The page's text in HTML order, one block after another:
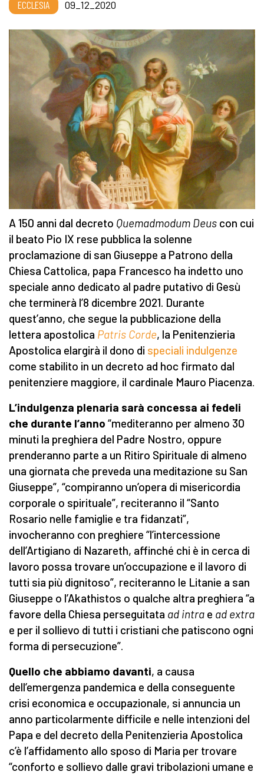
ECCLESIA 09_12_2020
A 150 anni dal decreto Quemadmodum Deus con cui
il beato Pio IX rese pubblica la solenne
proclamazione di san Giuseppe a Patrono della
Chiesa Cattolica, papa Francesco ha indetto uno
speciale anno dedicato al padre putativo di Gesù
che terminerà l’8 dicembre 2021. Durante
quest’anno, che segue la pubblicazione della
lettera apostolica Patris Corde, la Penitenzieria
Apostolica elargirà il dono di speciali indulgenze
come stabilito in un decreto ad hoc firmato dal
penitenziere maggiore, il cardinale Mauro Piacenza.
L’indulgenza plenaria sarà concessa ai fedeli
che durante l’anno “mediteranno per almeno 30
minuti la preghiera del Padre Nostro, oppure
prenderanno parte a un Ritiro Spirituale di almeno
una giornata che preveda una meditazione su San
Giuseppe”, “compiranno un’opera di misericordia
corporale o spirituale”, reciteranno il “Santo
Rosario nelle famiglie e tra fidanzati”,
invocheranno con preghiere “l’intercessione
dell’Artigiano di Nazareth, affinché chi è in cerca di
lavoro possa trovare un’occupazione e il lavoro di
tutti sia più dignitoso”, reciteranno le Litanie a san
Giuseppe o l’Akathistos o qualche altra preghiera “a
favore della Chiesa perseguitata ad intra e ad extra
e per il sollievo di tutti i cristiani che patiscono ogni
forma di persecuzione”.
Quello che abbiamo davanti, a causa
dell’emergenza pandemica e della conseguente
crisi economica e occupazionale, si annuncia un
anno particolarmente difficile e nelle intenzioni del
Papa e del decreto della Penitenzieria Apostolica
c’è l’affidamento allo sposo di Maria per trovare
“conforto e sollievo dalle gravi tribolazioni umane e